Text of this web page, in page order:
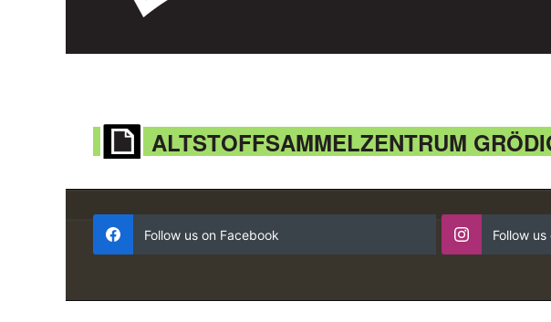
ALTSTOFFSAMMELZENTRUM
Follow us on Facebook Follow